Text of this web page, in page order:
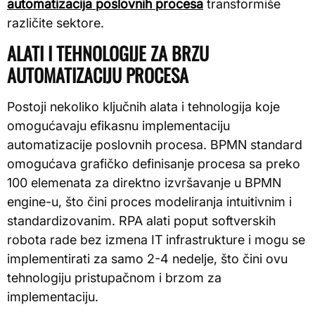
automatizacija poslovnih procesa transformiše
različite sektore.
ALATI I TEHNOLOGIJE ZA BRZU
AUTOMATIZACIJU PROCESA
Postoji nekoliko ključnih alata i tehnologija koje
omogućavaju efikasnu implementaciju
automatizacije poslovnih procesa. BPMN standard
omogućava grafičko definisanje procesa sa preko
100 elemenata za direktno izvršavanje u BPMN
engine-u, što čini proces modeliranja intuitivnim i
standardizovanim. RPA alati poput softverskih
robota rade bez izmena IT infrastrukture i mogu se
implementirati za samo 2-4 nedelje, što čini ovu
tehnologiju pristupačnom i brzom za
implementaciju.